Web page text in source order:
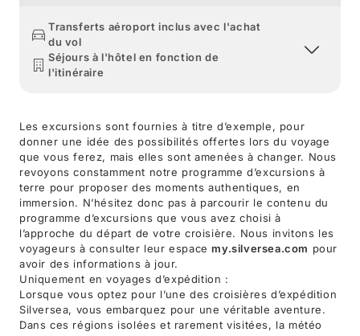
Transferts aéroport inclus avec l'achat
du vol
Séjours à l'hôtel en fonction de
l'itinéraire
Les excursions sont fournies à titre d’exemple, pour
donner une idée des possibilités offertes lors du voyage
que vous ferez, mais elles sont amenées à changer. Nous
revoyons constamment notre programme d’excursions à
terre pour proposer des moments authentiques, en
immersion. N’hésitez donc pas à parcourir le contenu du
programme d’excursions que vous avez choisi à
l’approche du départ de votre croisière. Nous invitons les
voyageurs à consulter leur espacemy.silversea.com pour
avoir des informations à jour.
Uniquement en voyages d’expédition :
Lorsque vous optez pour l’une des croisières d’expédition
Silversea, vous embarquez pour une véritable aventure.
Dans ces régions isolées et rarement visitées, la météo